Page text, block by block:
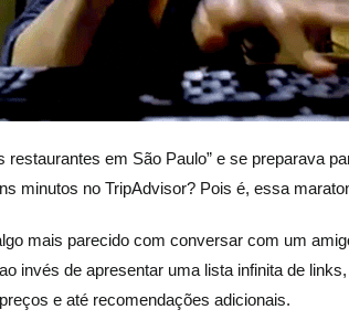
restaurantes em São Paulo” e se preparava
minutos no TripAdvisor? Pois é, essa
mais parecido com conversar com um
invés de apresentar uma lista infinita de
e até recomendações adicionais.